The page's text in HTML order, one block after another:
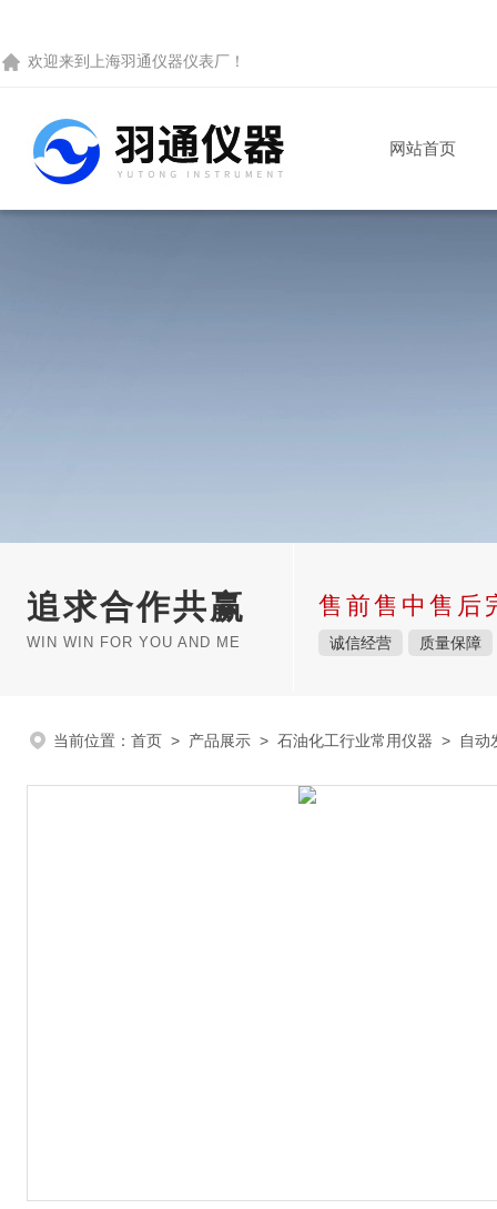
欢迎来到 上海羽通仪器仪表厂 ！
网站首页
追求合作共赢
WIN WIN FOR YOU AND ME
售前售中售后
诚信经营 质量保障
当前位置： 首页 > 产品展示 > 石油化工行业常用仪器 > 自动